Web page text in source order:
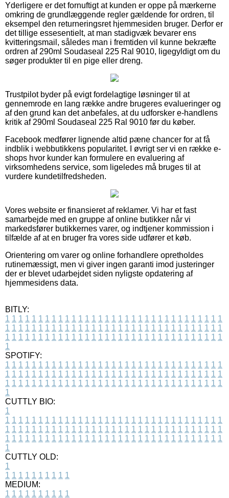
Yderligere er det fornuftigt at kunden er oppe på mærkerne
omkring de grundlæggende regler gældende for ordren, til
eksempel den returneringsret hjemmesiden bruger. Derfor er
det tillige essesentielt, at man stadigvæk bevarer ens
kvitteringsmail, således man i fremtiden vil kunne bekræfte
ordren af 290ml Soudaseal 225 Ral 9010, ligegyldigt om du
søger produkter til en pige eller dreng.
Trustpilot byder på evigt fordelagtige løsninger til at
gennemrode en lang række andre brugeres evalueringer og
af den grund kan det anbefales, at du udforsker e-handlens
kritik af 290ml Soudaseal 225 Ral 9010 før du køber.
Facebook medfører lignende altid pæne chancer for at få
indblik i webbutikkens popularitet. I øvrigt ser vi en række e-
shops hvor kunder kan formulere en evaluering af
virksomhedens service, som ligeledes må bruges til at
vurdere kundetilfredsheden.
Vores website er finansieret af reklamer. Vi har et fast
samarbejde med en gruppe af online butikker når vi
markedsfører butikkernes varer, og indtjener kommission i
tilfælde af at en bruger fra vores side udfører et køb.
Orientering om varer og online forhandlere opretholdes
rutinemæssigt, men vi giver ingen garanti imod justeringer
der er blevet udarbejdet siden nyligste opdatering af
hjemmesidens data.
BITLY:
1 1 1 1 1 1 1 1 1 1 1 1 1 1 1 1 1 1 1 1 1 1 1 1 1 1 1 1 1 1 1 1 1
1 1 1 1 1 1 1 1 1 1 1 1 1 1 1 1 1 1 1 1 1 1 1 1 1 1 1 1 1 1 1 1 1
1 1 1 1 1 1 1 1 1 1 1 1 1 1 1 1 1 1 1 1 1 1 1 1 1 1 1 1 1 1 1 1 1
1
SPOTIFY:
1 1 1 1 1 1 1 1 1 1 1 1 1 1 1 1 1 1 1 1 1 1 1 1 1 1 1 1 1 1 1 1 1
1 1 1 1 1 1 1 1 1 1 1 1 1 1 1 1 1 1 1 1 1 1 1 1 1 1 1 1 1 1 1 1 1
1 1 1 1 1 1 1 1 1 1 1 1 1 1 1 1 1 1 1 1 1 1 1 1 1 1 1 1 1 1 1 1 1
1
CUTTLY BIO:
1
1 1 1 1 1 1 1 1 1 1 1 1 1 1 1 1 1 1 1 1 1 1 1 1 1 1 1 1 1 1 1 1 1
1 1 1 1 1 1 1 1 1 1 1 1 1 1 1 1 1 1 1 1 1 1 1 1 1 1 1 1 1 1 1 1 1
1 1 1 1 1 1 1 1 1 1 1 1 1 1 1 1 1 1 1 1 1 1 1 1 1 1 1 1 1 1 1 1 1
1
CUTTLY OLD:
1
1 1 1 1 1 1 1 1 1 1
MEDIUM:
1 1 1 1 1 1 1 1 1 1